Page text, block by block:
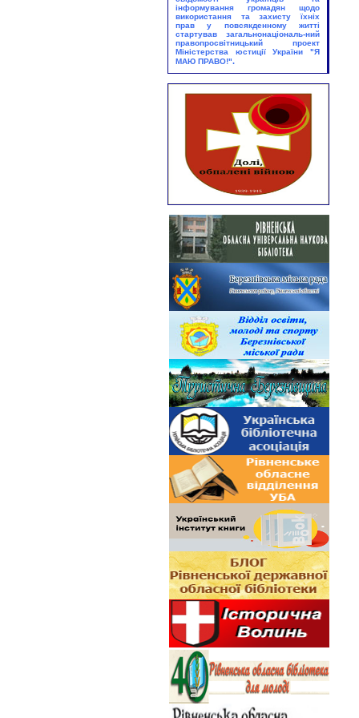
Абонемент
25.08.2026
Виставка – екскурс:
«Грані великого таланту»
Юнацький абонемент
інформування громадян щодо
використання та захисту їхніх
прав у повсякденному житті
стартував загальнонаціональ-ний
правопросвітницький проект
Міністерства юстиції України "Я
МАЮ ПРАВО!".